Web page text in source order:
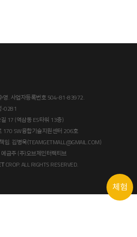
영. 사업자등록번호 504-81-83972.
-0281
17 (역삼동 ES타워 13층)
170 SW융합기술지원센터 206호
임. 김병욱(TEAMGETMALL@GMAIL.COM)
예금주 (주)오브제인터랙티브
CROP. ALL RIGHTS RESERVED.
체험